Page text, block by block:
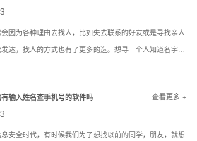
因为各种理由去找人，比如失去联系的好友或是寻找亲人
达，找人的方式也有了更多的选。想寻一个人知道名字该
有输入姓名查手机号的软件吗
查看更多 +
安全时代，有时候我们为了想找以前的同学，朋友，就想